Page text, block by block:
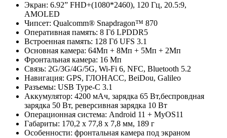
Экран: 6.92” FHD+(1080*2460), 120 Гц, 20.5:9,
AMOLED
Чипсет: Qualcomm® Snapdragon™ 870
Оперативная память: 8 Гб LPDDR5
Встроенная память: 128 Гб UFS 3.1
Основная камера: 64Мп + 8Мп + 5Мп + 2Мп
Фронтальная камера: 16 Mп
Связь: 2G/3G/4G/5G, Wi-Fi 6, NFC, Bluetooth 5.2
Навигация: GPS, ГЛОНАСС, BeiDou, Galileo
Разъемы: USB Type-C 3.1
Аккумулятор: 4200 мАч, зарядка 65 Вт,беспровдная
зарядка 50 Вт, реверсивная зарядка 10 Вт
Операционная система: Android 11 + MyOS11
Габариты: 170,2 x 77,8 x 7,8 мм, 189 г
Особенности: фронтальная камера под экраном